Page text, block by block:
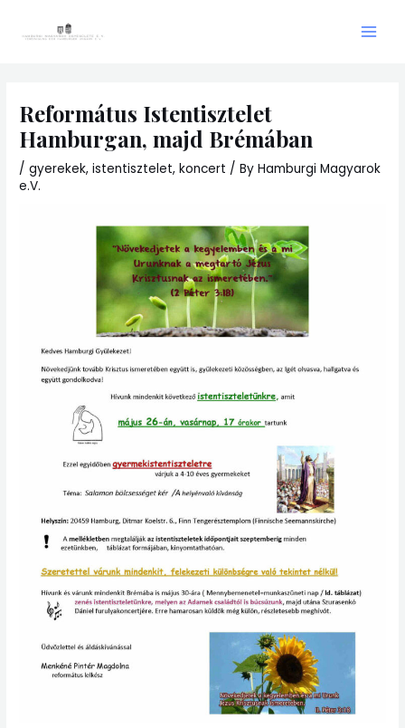
Református Istentisztelet
Hamburgan, majd Brémában
/gyerekek,istentisztelet,koncert / ByHamburgi Magyarok
e.V.